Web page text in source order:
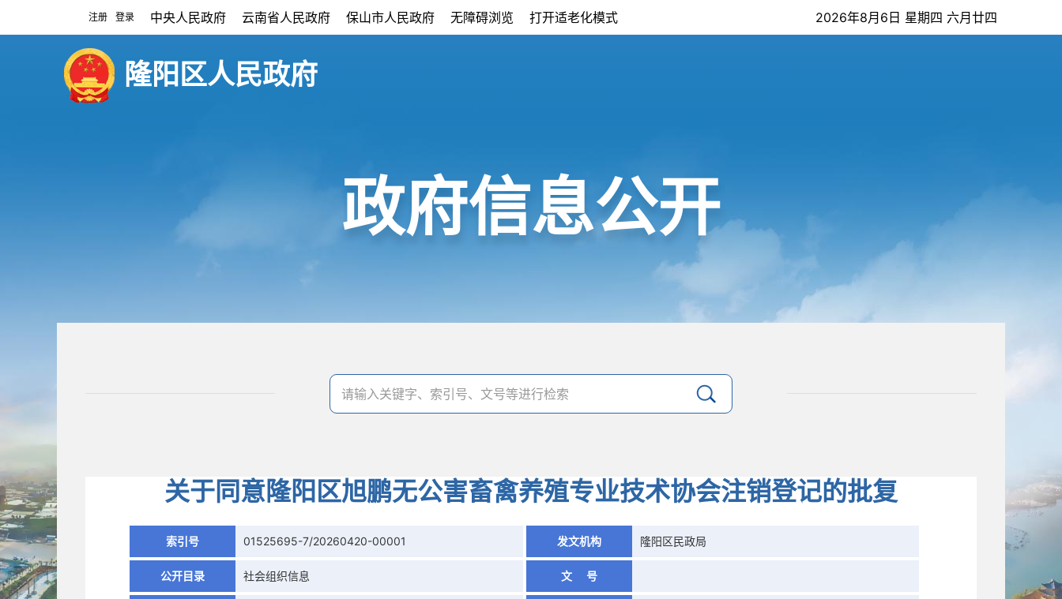
注册 登录 中央人民政府 云南省人民政府 保山市人民政府 无障碍浏览 打开适老化模式 2026年8月6日 星期四 六月廿四
隆阳区人民政府
政府信息公开
关于同意隆阳区旭鹏无公害畜禽养殖专业技术协会注销登记的批复
索引号 01525695-7/20260420-00001 发文机构 隆阳区民政局
公开目录 社会组织信息 文 号